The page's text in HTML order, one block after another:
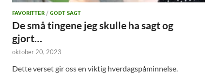
FAVORITTER / GODT SAGT
De små tingene jeg skulle ha sagt og
gjort…
oktober 20, 2023
Dette verset gir oss en viktig hverdagspåminnelse.